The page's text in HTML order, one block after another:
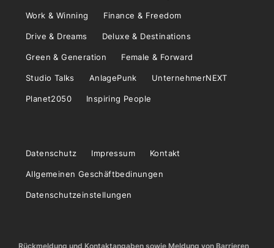
Work & Winning Finance & Freedom
Drive & Dreams Deluxe & Destinations
Green & Generation Female & Forward
Studio Talks AnlagePunk UnternehmerNEXT
Planet2050 Inspiring People
Datenschutz Impressum Kontakt
Allgemeinen Geschäftbedinungen
Datenschutzeinstellungen
Rückmeldung und Kontaktangaben sowie Meldung von Barrieren